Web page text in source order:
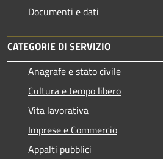
Documenti e dati
CATEGORIE DI SERVIZIO
Anagrafe e stato civile
Cultura e tempo libero
Vita lavorativa
Imprese e Commercio
Appalti pubblici